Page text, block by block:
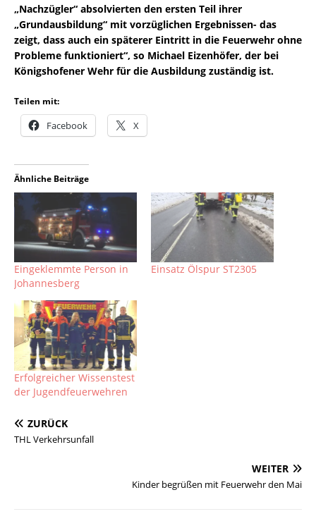
„Nachzügler“ absolvierten den ersten Teil ihrer
„Grundausbildung“ mit vorzüglichen Ergebnissen- das
zeigt, dass auch ein späterer Eintritt in die Feuerwehr ohne
Probleme funktioniert“, so Michael Eizenhöfer, der bei
Königshofener Wehr für die Ausbildung zuständig ist.
Teilen mit:
Facebook X
Ähnliche Beiträge
Eingeklemmte Person in
Johannesberg
Einsatz Ölspur ST2305
Erfolgreicher Wissenstest
der Jugendfeuerwehren
ZURÜCK
THL Verkehrsunfall
WEITER
Kinder begrüßen mit Feuerwehr den Mai